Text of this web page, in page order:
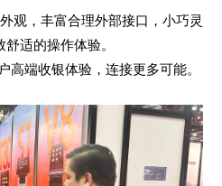
观，丰富合理外部接口，小巧灵
适的操作体验。
高端收银体验，连接更多可能。